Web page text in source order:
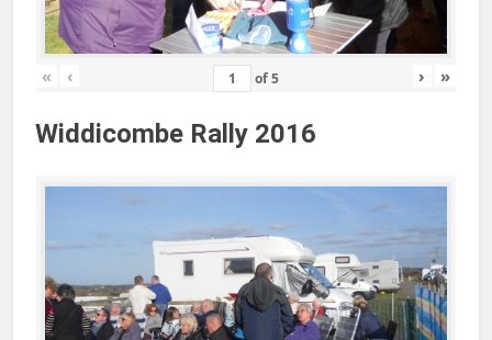
« ‹ of5 › »
Widdicombe Rally 2016